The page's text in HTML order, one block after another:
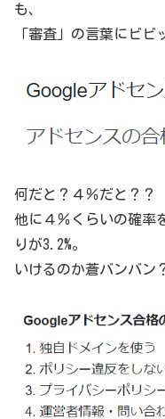
も、
「審査」の言葉にビビ
何だと？４％だと？？
他に４％くらいの確率
りが3.2%。
いけるのか蒼バンバ